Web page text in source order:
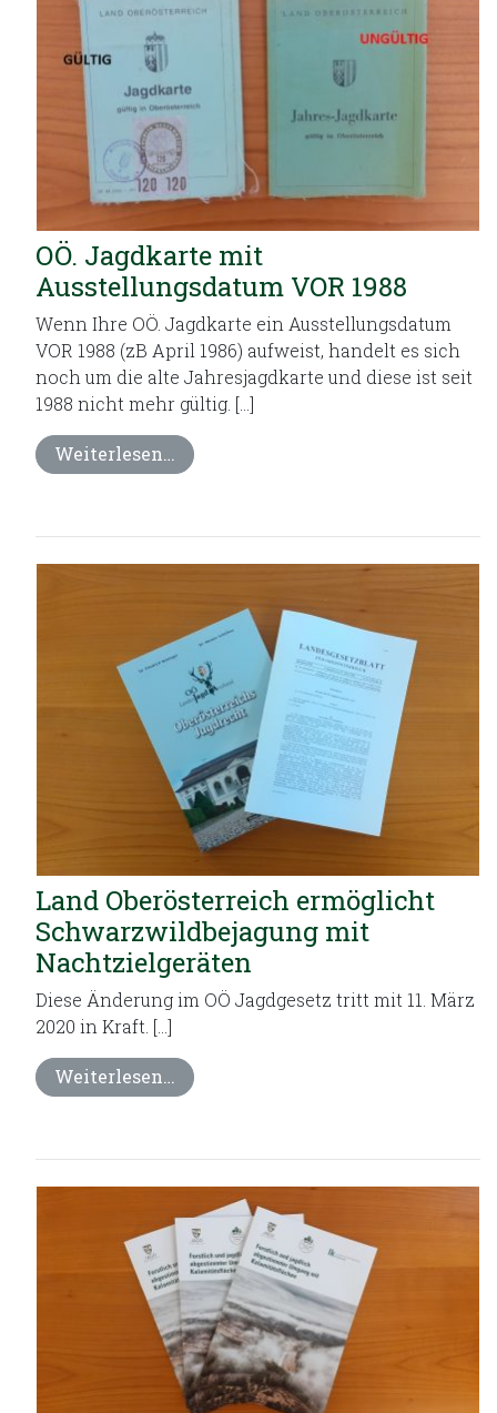
OÖ. Jagdkarte mit
Ausstellungsdatum VOR 1988
Wenn Ihre OÖ. Jagdkarte ein Ausstellungsdatum
VOR 1988 (zB April 1986) aufweist, handelt es sich
noch um die alte Jahresjagdkarte und diese ist seit
1988 nicht mehr gültig. […]
Weiterlesen…
Land Oberösterreich ermöglicht
Schwarzwildbejagung mit
Nachtzielgeräten
Diese Änderung im OÖ Jagdgesetz tritt mit 11. März
2020 in Kraft. […]
Weiterlesen…